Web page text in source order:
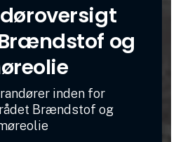
og
inden for
Brændstof og